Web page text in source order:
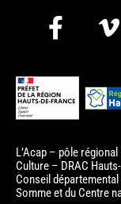
F
a
c
e
b
o
o
k
V
i
e
o
v
L’Acap – pôle
Culture – DRAC
Conseil départemental
Somme et du Centre